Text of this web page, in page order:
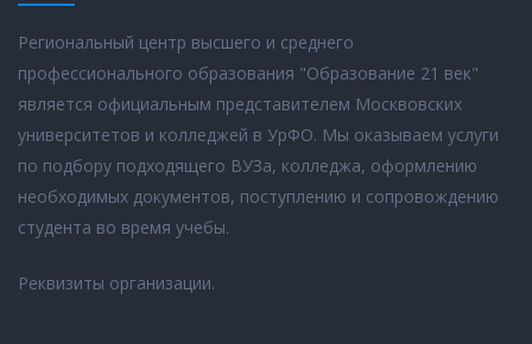
Региональный центр высшего и среднего
профессионального образования "Образование 21 век"
является официальным представителем Москвовских
университетов и колледжей в УрФО. Мы оказываем услуги
по подбору подходящего ВУЗа, колледжа, оформлению
необходимых документов, поступлению и сопровождению
студента во время учебы.
Реквизиты организации.